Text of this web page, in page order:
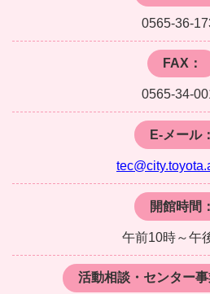
0565-36-
FAX：
0565-34-
E-メール：
開館時間：
午前10時～午
活動相談・センター事